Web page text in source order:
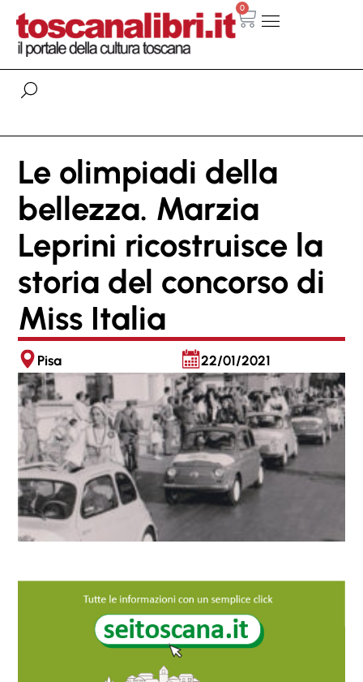
0
Le olimpiadi della
bellezza. Marzia
Leprini ricostruisce la
storia del concorso di
Miss Italia
Pisa 22/01/2021